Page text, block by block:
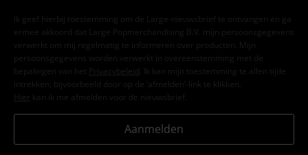
Ik geef hierbij toestemming om de Large-nieuwsbrief te ontvangen en ga
ermee akkoord dat Large Popmerchandising B.V. mijn persoonsgegevens
verwerkt om mij regelmatig te informeren over producten. Mijn
persoonsgegevens worden verwerkt in overeenstemming met de
bepalingen van het
Privacybeleid . Ik kan mijn toestemming te allen tijde
intrekken, bijvoorbeeld door op de ‘afmelden’-link te klikken.
Hier kan ik me afmelden voor de nieuwsbrief.
Aanmelden